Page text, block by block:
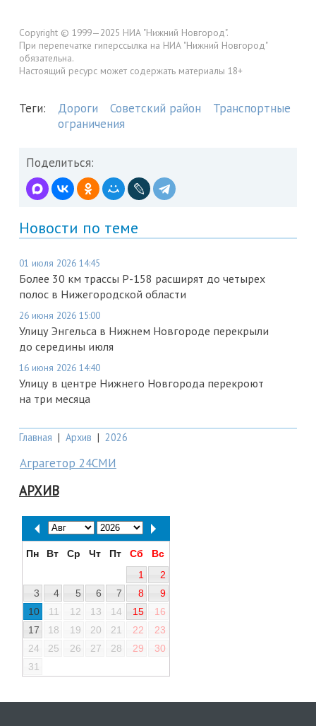
Copyright © 1999—2025 НИА "Нижний Новгород".
При перепечатке гиперссылка на НИА "Нижний Новгород"
обязательна.
Настоящий ресурс может содержать материалы 18+
Теги: Дороги Советский район
Транспортные
ограничения
Поделиться:
Новости по теме
01 июля 2026 14:45
Более 30 км трассы Р-158 расширят до четырех
полос в Нижегородской области
26 июня 2026 15:00
Улицу Энгельса в Нижнем Новгороде перекрыли
до середины июля
16 июня 2026 14:40
Улицу в центре Нижнего Новгорода перекроют
на три месяца
Главная | Архив | 2026
Аграгетор 24СМИ
АРХИВ
Пн Вт Ср Чт Пт Сб
Вс
1
2
3
4 5 6 7 8
9
10
11 12 13 14 15
16
17
18 19 20 21 22
23
24
25 26 27 28 29
30
31